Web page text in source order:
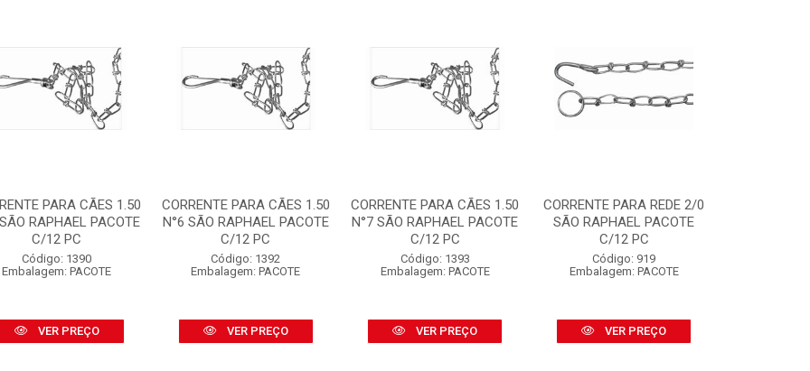
PARA CÃES 1.50
RAPHAEL PACOTE
C/12 PC
Código: 1390
Embalagem: PACOTE
VER PREÇO
CORRENTE PARA CÃES 1.50
N°6 SÃO RAPHAEL PACOTE
C/12 PC
Código: 1392
Embalagem: PACOTE
VER PREÇO
CORRENTE PARA CÃES 1.50
N°7 SÃO RAPHAEL PACOTE
C/12 PC
Código: 1393
Embalagem: PACOTE
VER PREÇO
CORRENTE PARA REDE 2/0
SÃO RAPHAEL PACOTE
C/12 PC
Código: 919
Embalagem: PACOTE
VER PREÇO